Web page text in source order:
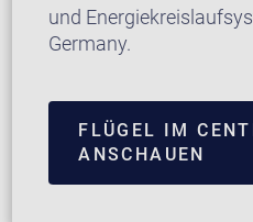
und
Germany.
FLÜGEL IM
ANSCHAUEN